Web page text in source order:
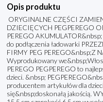
Opis produktu
ORYGINALNE CZĘŚCI
DZIECIĘCYCH PEGPEREGO
PEREGO
do podłączenia ładowarki
FIRMY PEG PEREGO&nbsp;Z
Wyprodukowany
PEREGO PEGPEREGO to
dzieci. &nbsp;
producentem artykułów dla
się&nbsp;doskonałą jakością.